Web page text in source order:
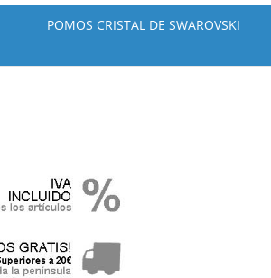
POMOS CRISTAL DE SWAROVSKI